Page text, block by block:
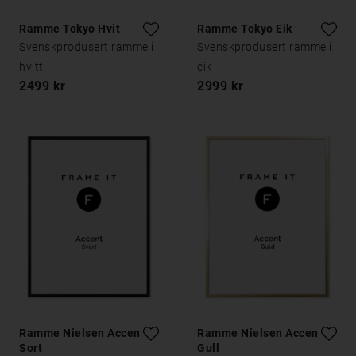
Ramme Tokyo Hvit
Svenskprodusert ramme i
hvitt
2499 kr
Ramme Tokyo Eik
Svenskprodusert ramme i
eik
2999 kr
Ramme Nielsen Accent
Sort
Ramme Nielsen Accent
Gull